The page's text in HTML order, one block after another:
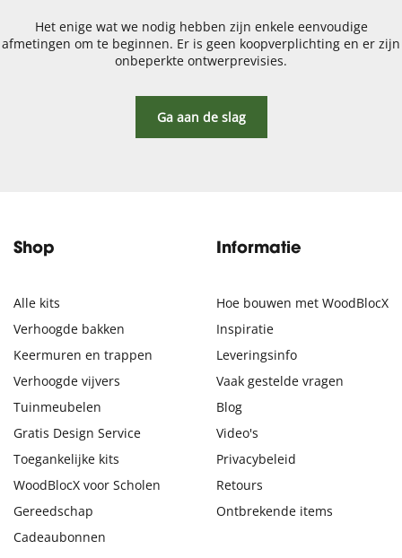
Het enige wat we nodig hebben zijn enkele eenvoudige
afmetingen om te beginnen. Er is geen koopverplichting en er zijn
onbeperkte ontwerprevisies.
Ga aan de slag
Shop
Alle kits
Verhoogde bakken
Keermuren en trappen
Verhoogde vijvers
Tuinmeubelen
Gratis Design Service
Toegankelijke kits
WoodBlocX voor Scholen
Gereedschap
Cadeaubonnen
Informatie
Hoe bouwen met WoodBlocX
Inspiratie
Leveringsinfo
Vaak gestelde vragen
Blog
Video's
Privacybeleid
Retours
Ontbrekende items